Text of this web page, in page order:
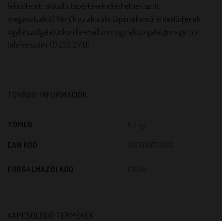
feltüntetett aktuális tápértékek eltérhetnek az itt
megadottaktól. Kérjük az aktuális tápértékekről érdeklődjenek
ügyfélszolgálatunkon (e-mail cím: ugyfelszolgalat@m-gel.hu
telefonszám: (1) 233 0710)
TOVÁBBI INFORMÁCIÓK
TÖMEG
EAN KÓD
FORGALMAZÓI KÓD
KAPCSOLÓDÓ TERMÉKEK